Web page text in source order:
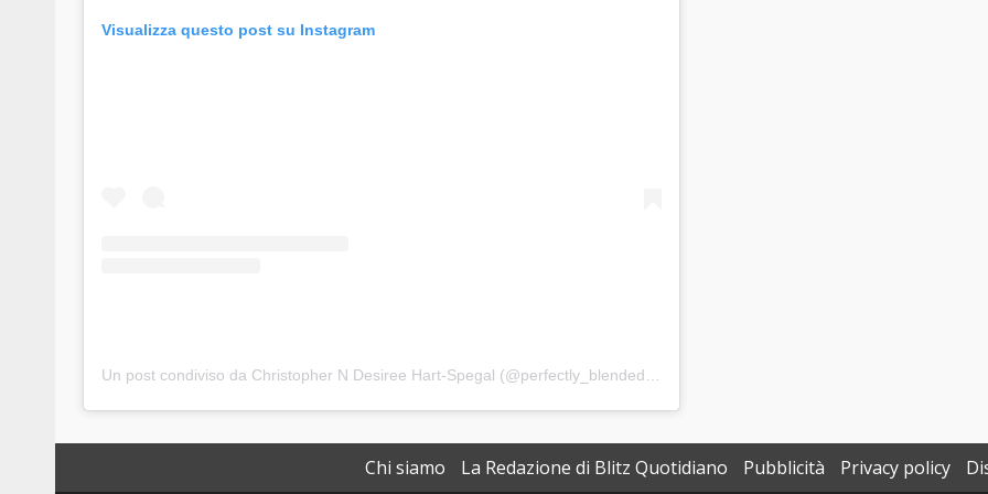
Visualizza questo post su Instagram
Chi siamo La Redazione di Blitz Quotidiano Pubblicità Privacy policy